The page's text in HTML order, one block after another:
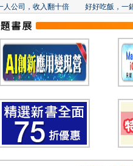
人公司，收入翻十倍 好好吃飯，一